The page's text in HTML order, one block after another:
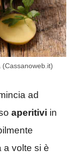
ad
aperitivi in
a volte si è